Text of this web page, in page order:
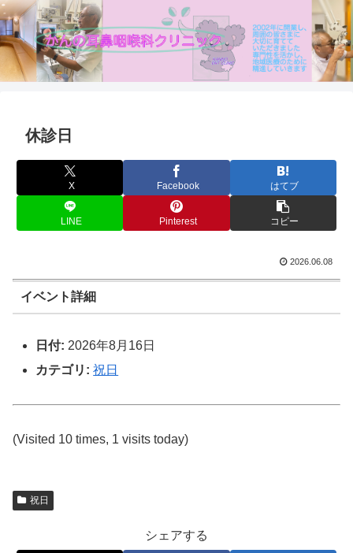
休診日
X Facebook はてブ
LINE Pinterest コピー
2026.06.08
イベント詳細
日付: 2026年8月16日
カテゴリ: 祝日
(Visited 10 times, 1 visits today)
祝日
シェアする